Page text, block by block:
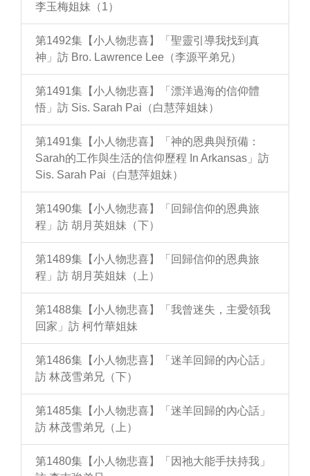
李玉梅姐妹（1）
第1492集【小人物悲喜】「聖靈引導我找到真
神」訪 Bro. Lawrence Lee（李源平弟兄）
第1491集【小人物悲喜】「漂洋過海的信仰體
悟」訪 Sis. Sarah Pai（白慧萍姐妹）
第1491集【小人物悲喜】「神的恩典與預備：
Sarah的工作與生活的信仰歷程 In Arkansas」訪
Sis. Sarah Pai（白慧萍姐妹）
第1490集【小人物悲喜】「回歸信仰的恩典旅
程」訪 胡月英姐妹（下）
第1489集【小人物悲喜】「回歸信仰的恩典旅
程」訪 胡月英姐妹（上）
第1488集【小人物悲喜】「我曾迷失，主愛領我
回家」訪 柯竹華姐妹
第1486集【小人物悲喜】「迷羊回歸的內心話」
訪 林茂雪弟兄（下）
第1485集【小人物悲喜】「迷羊回歸的內心話」
訪 林茂雪弟兄（上）
第1480集【小人物悲喜】「因祂大能手扶持我」